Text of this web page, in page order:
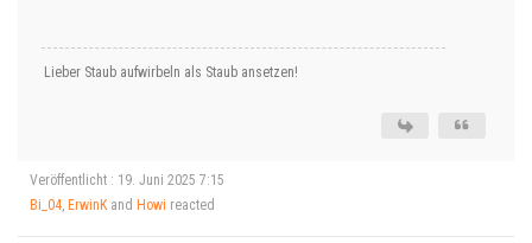
Lieber Staub aufwirbeln als Staub ansetzen!
Veröffentlicht : 19. Juni 2025 7:15
Bi_04, ErwinKand Howi reacted